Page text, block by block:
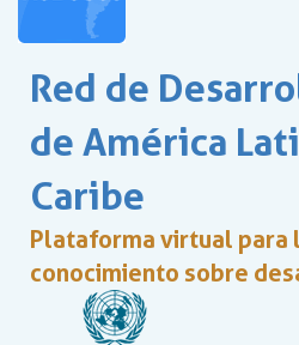
Red de
de América
Caribe
Plataforma virtual para
conocimiento sobre